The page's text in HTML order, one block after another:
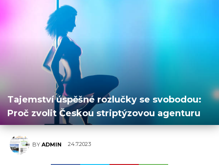
Tajemství úspěšné rozlučky se svobodou:
Proč zvolit Českou striptýzovou agenturu
BY ADMIN 24.7.2023